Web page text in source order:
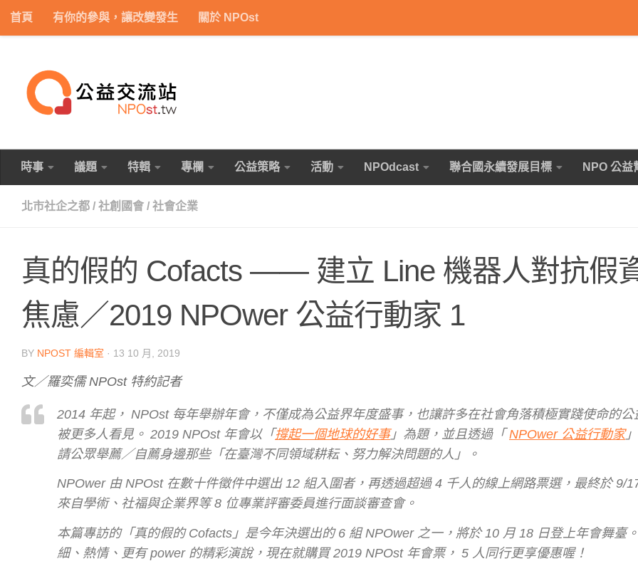
Skip to content
首頁 有你的參與，讓改變發生 關於 NPOst
時事 議題 特輯 專欄 公益策略 活動 NPOdcast 聯合國永續發展目標 NPO 公益
北市社企之都 / 社創國會 / 社會企業
真的假的 Cofacts —— 建立 Line 機器人對抗假
焦慮／2019 NPOwer 公益行動家 1
BY NPOST 編輯室 · 13 10 月, 2019
文／羅奕儒 NPOst 特約記者
2014 年起， NPOst 每年舉辦年會，不僅成為公益界年度盛事，也讓許多在社會角落積極實踐使命的公
被更多人看見。 2019 NPOst 年會以「撐起一個地球的好事」為題，並且透過「 NPOwer 公益行動家
請公眾舉薦／自薦身邊那些「在臺灣不同領域耕耘、努力解決問題的人」。
NPOwer 由 NPOst 在數十件徵件中選出 12 組入圍者，再透過超過 4 千人的線上網路票選，最終於 9/
來自學術、社福與企業界等 8 位專業評審委員進行面談審查會。
本篇專訪的「真的假的 Cofacts」是今年決選出的 6 組 NPOwer 之一，將於 10 月 18 日登上年會舞臺
細、熱情、更有 power 的精彩演說，現在就購買 2019 NPOst 年會票， 5 人同行更享優惠喔！